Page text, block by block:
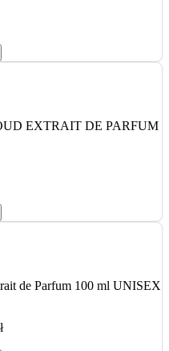
EXTRAIT DE PARFUM
de Parfum 100 ml UNISEX